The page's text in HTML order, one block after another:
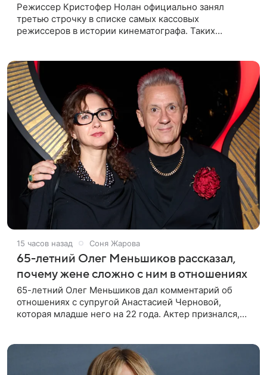
Режиссер Кристофер Нолан официально занял
третью строчку в списке самых кассовых
режиссеров в истории кинематографа. Таких
15 часов назад Соня Жарова
65-летний Олег Меньшиков рассказал,
почему жене сложно с ним в отношениях
65-летний Олег Меньшиков дал комментарий об
отношениях с супругой Анастасией Черновой,
которая младше него на 22 года. Актер признался,